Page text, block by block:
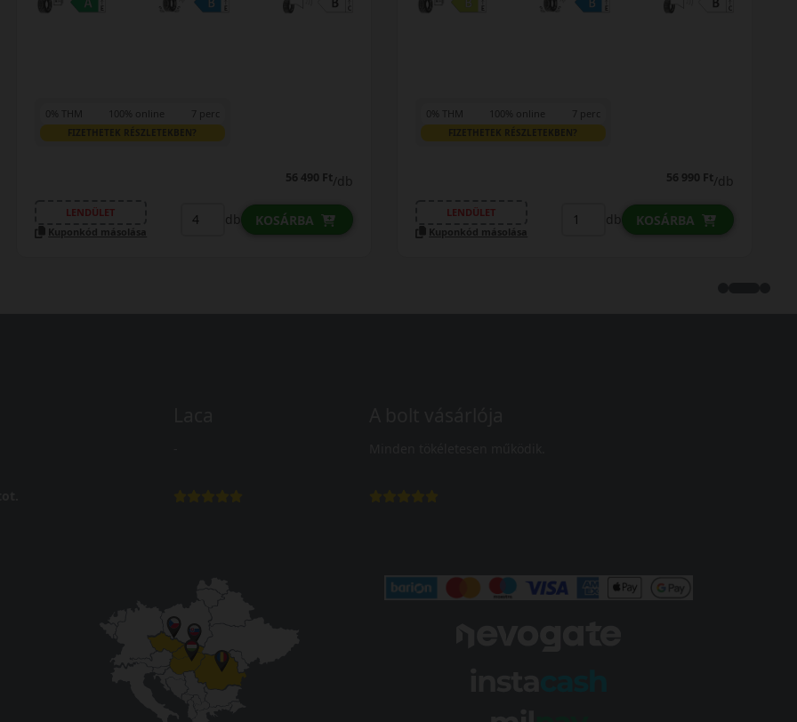
0% THM 100% online 7 perc
FIZETHETEK RÉSZLETEKBEN?
56 490 Ft/db
LENDÜLET
Kuponkód másolása
db KOSÁRBA
0% THM 100% online 7 perc
FIZETHETEK RÉSZLETEKBEN?
56 990 Ft/db
LENDÜLET
Kuponkód másolása
db KOSÁRBA